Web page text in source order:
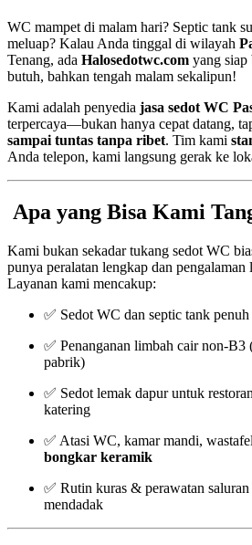
WC mampet di malam hari? Septic tank
meluap? Kalau Anda tinggal di wilayah
Tenang, ada Halosedotwc.com yang siap
butuh, bahkan tengah malam sekalipun!
Kami adalah penyedia jasa sedot WC
terpercaya—bukan hanya cepat datang,
sampai tuntas tanpa ribet. Tim kami
Anda telepon, kami langsung gerak ke
Apa yang Bisa Kami
Kami bukan sekadar tukang sedot WC
punya peralatan lengkap dan pengalaman
Layanan kami mencakup:
✅ Sedot WC dan septic tank penuh
✅ Penanganan limbah cair non-B3
pabrik)
✅ Sedot lemak dapur untuk
katering
✅ Atasi WC, kamar mandi,
bongkar keramik
✅ Rutin kuras & perawatan
mendadak